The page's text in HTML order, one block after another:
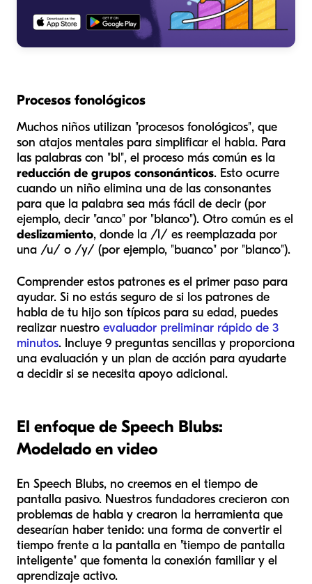
Procesos fonológicos
Muchos niños utilizan "procesos fonológicos", que
son atajos mentales para simplificar el habla. Para
las palabras con "bl", el proceso más común es la
reducción de grupos consonánticos. Esto ocurre
cuando un niño elimina una de las consonantes
para que la palabra sea más fácil de decir (por
ejemplo, decir "anco" por "blanco"). Otro común es el
deslizamiento, donde la /l/ es reemplazada por
una /u/ o /y/ (por ejemplo, "buanco" por "blanco").
Comprender estos patrones es el primer paso para
ayudar. Si no estás seguro de si los patrones de
habla de tu hijo son típicos para su edad, puedes
realizar nuestro evaluador preliminar rápido de 3
minutos. Incluye 9 preguntas sencillas y proporciona
una evaluación y un plan de acción para ayudarte
a decidir si se necesita apoyo adicional.
El enfoque de Speech Blubs:
Modelado en video
En Speech Blubs, no creemos en el tiempo de
pantalla pasivo. Nuestros fundadores crecieron con
problemas de habla y crearon la herramienta que
desearían haber tenido: una forma de convertir el
tiempo frente a la pantalla en "tiempo de pantalla
inteligente" que fomenta la conexión familiar y el
aprendizaje activo.